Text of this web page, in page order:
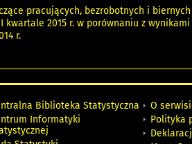
pracujących, bezrobotnych i biernych
2015 r. w porównaniu z
r.
Biblioteka Statystyczna
Informatyki
O
Polityka